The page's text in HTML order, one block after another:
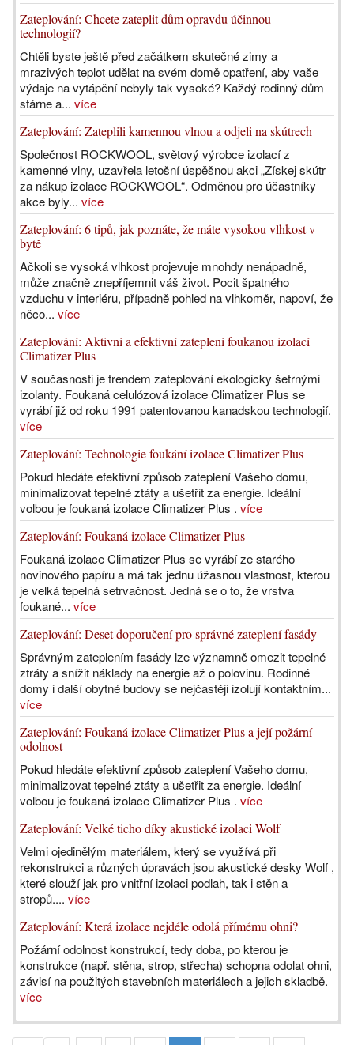
Zateplování: Chcete zateplit dům opravdu účinnou
technologií?
Chtěli byste ještě před začátkem skutečné zimy a
mrazivých teplot udělat na svém domě opatření, aby vaše
výdaje na vytápění nebyly tak vysoké? Každý rodinný dům
stárne a... více
Zateplování: Zateplili kamennou vlnou a odjeli na skútrech
Společnost ROCKWOOL, světový výrobce izolací z
kamenné vlny, uzavřela letošní úspěšnou akci „Získej skútr
za nákup izolace ROCKWOOL“. Odměnou pro účastníky
akce byly... více
Zateplování: 6 tipů, jak poznáte, že máte vysokou vlhkost v
bytě
Ačkoli se vysoká vlhkost projevuje mnohdy nenápadně,
může značně znepříjemnit váš život. Pocit špatného
vzduchu v interiéru, případně pohled na vlhkoměr, napoví, že
něco... více
Zateplování: Aktivní a efektivní zateplení foukanou izolací
Climatizer Plus
V současnosti je trendem zateplování ekologicky šetrnými
izolanty. Foukaná celulózová izolace Climatizer Plus se
vyrábí již od roku 1991 patentovanou kanadskou technologií.
více
Zateplování: Technologie foukání izolace Climatizer Plus
Pokud hledáte efektivní způsob zateplení Vašeho domu,
minimalizovat tepelné ztáty a ušetřit za energie. Ideální
volbou je foukaná izolace Climatizer Plus . více
Zateplování: Foukaná izolace Climatizer Plus
Foukaná izolace Climatizer Plus se vyrábí ze starého
novinového papíru a má tak jednu úžasnou vlastnost, kterou
je velká tepelná setrvačnost. Jedná se o to, že vrstva
foukané... více
Zateplování: Deset doporučení pro správné zateplení fasády
Správným zateplením fasády lze významně omezit tepelné
ztráty a snížit náklady na energie až o polovinu. Rodinné
domy i další obytné budovy se nejčastěji izolují kontaktním...
více
Zateplování: Foukaná izolace Climatizer Plus a její požární
odolnost
Pokud hledáte efektivní způsob zateplení Vašeho domu,
minimalizovat tepelné ztáty a ušetřit za energie. Ideální
volbou je foukaná izolace Climatizer Plus . více
Zateplování: Velké ticho díky akustické izolaci Wolf
Velmi ojedinělým materiálem, který se využívá při
rekonstrukci a různých úpravách jsou akustické desky Wolf ,
které slouží jak pro vnitřní izolaci podlah, tak i stěn a
stropů.... více
Zateplování: Která izolace nejdéle odolá přímému ohni?
Požární odolnost konstrukcí, tedy doba, po kterou je
konstrukce (např. stěna, strop, střecha) schopna odolat ohni,
závisí na použitých stavebních materiálech a jejich skladbě.
více